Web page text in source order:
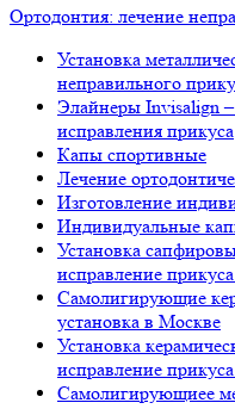
Ортодонтия: лечение
Установка
неправильного
Элайнеры Invisalign
исправления прикуса
Капы спортивные
Лечение
Изготовление
Индивидуальные
Установка
исправление
Самолигирующие
установка в Москве
Установка
исправление
Самолигирующиее